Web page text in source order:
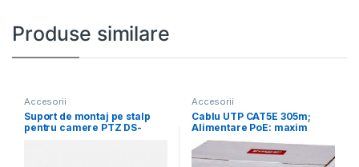
Produse similare
Accesorii
Suport de montaj pe stalp
pentru camere PTZ DS-
Accesorii
Cablu UTP CAT5E 305m;
Alimentare PoE: maxim
160m, conductor: 0.45*